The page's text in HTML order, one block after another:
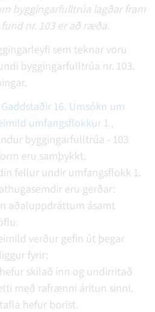
byggingarfulltrúa lagðar fram
nr. 103 er að ræða.
sem teknar voru
byggingarfulltrúa nr. 103.
Gaddstaðir 16. Umsókn um
umfangsflokkur 1 ,
byggingarfulltrúa - 103
eru samþykkt.
fellur undir umfangsflokk 1.
eru gerðar:
aðaluppdráttum ásamt
verður gefin út þegar
fyrir:
skilað inn og undirritað
með rafrænni áritun sinni.
hefur borist.